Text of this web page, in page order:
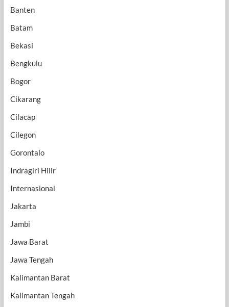
Banten
Batam
Bekasi
Bengkulu
Bogor
Cikarang
Cilacap
Cilegon
Gorontalo
Indragiri Hilir
Internasional
Jakarta
Jambi
Jawa Barat
Jawa Tengah
Kalimantan Barat
Kalimantan Tengah